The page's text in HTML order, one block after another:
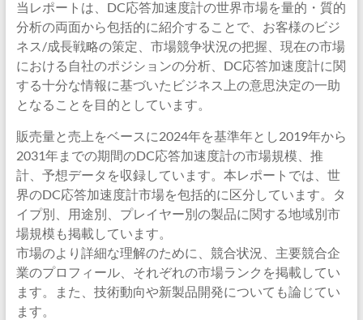
当レポートは、DC応答加速度計の世界市場を量的・質的
分析の両面から包括的に紹介することで、お客様のビジ
ネス/成長戦略の策定、市場競争状況の把握、現在の市場
における自社のポジションの分析、DC応答加速度計に関
する十分な情報に基づいたビジネス上の意思決定の一助
となることを目的としています。
販売量と売上をベースに2024年を基準年とし2019年から
2031年までの期間のDC応答加速度計の市場規模、推
計、予想データを収録しています。本レポートでは、世
界のDC応答加速度計市場を包括的に区分しています。タ
イプ別、用途別、プレイヤー別の製品に関する地域別市
場規模も掲載しています。
市場のより詳細な理解のために、競合状況、主要競合企
業のプロフィール、それぞれの市場ランクを掲載してい
ます。また、技術動向や新製品開発についても論じてい
ます。